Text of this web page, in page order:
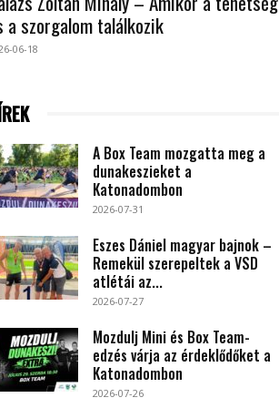
a szorgalom találkozik
06-18
A Box Team mozgatta meg a
dunakeszieket a
Katonadombon
2026-07-31
Eszes Dániel magyar bajnok –
Remekül szerepeltek a VSD
atlétái az...
2026-07-27
Mozdulj Mini és Box Team-
edzés várja az érdeklődőket a
Katonadombon
2026-07-26